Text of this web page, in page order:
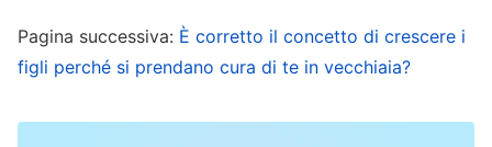
termine tutto da me. In realtà, mentre lavoravo
mi pareva ingiusto ed ero piena di risentimento.
eppure dovevo svolgerlo io dedicandoci più
Pagina successiva: È corretto il concetto di crescere i
figli perché si prendano cura di te in vecchiaia?